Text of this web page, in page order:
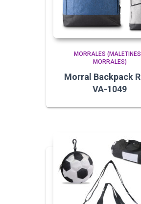
MORRALES
MORRALES)
Morral Backpack
VA-1049